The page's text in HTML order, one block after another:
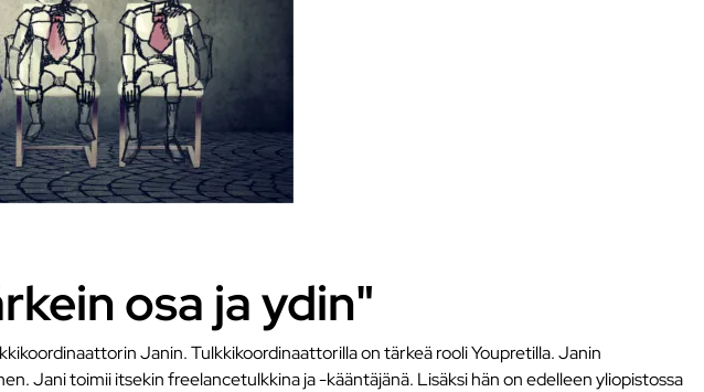
osa ja ydin"
Janin. Tulkkikoordinaattorilla on tärkeä rooli Youpretilla. Janin
Jani toimii itsekin freelancetulkkina ja -kääntäjänä. Lisäksi hän on edelleen yliopistossa